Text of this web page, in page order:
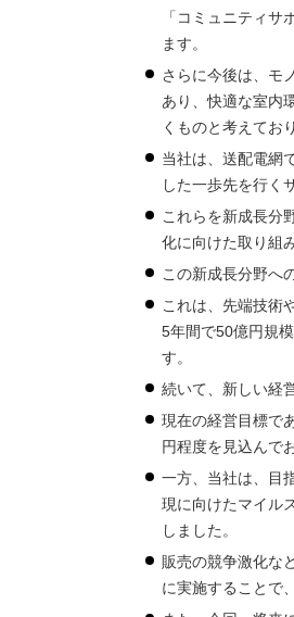
「コミュニティ
ます。
さらに今後は、モ
あり、快適な室内
くものと考えてお
当社は、送配電網
した一歩先を行く
これらを新成長分
化に向けた取り組
この新成長分野へ
これは、先端技術
5年間で50億円規
す。
続いて、新しい経
現在の経営目標で
円程度を見込んで
一方、当社は、目
現に向けたマイル
しました。
販売の競争激化な
に実施することで